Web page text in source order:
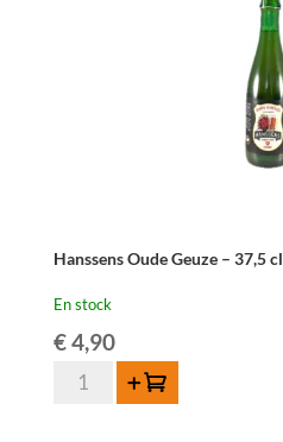
Hanssens Oude Geuze – 37,5 cl
En stock
€4,90
quantité
Ajouter au panier